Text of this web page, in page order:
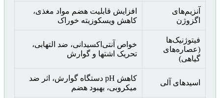
آنزیم‌های
اگزوژن
افزایش قابلیت هضم مواد مغذی،
کاهش ویسکوزیته خوراک
فیتوژنیک‌ها
(عصاره‌های
گیاهی)
خواص آنتی‌اکسیدانی، ضد التهابی،
تحریک اشتها و گوارش
اسیدهای آلی
کاهش pH دستگاه گوارش، اثر ضد
میکروبی، بهبود هضم